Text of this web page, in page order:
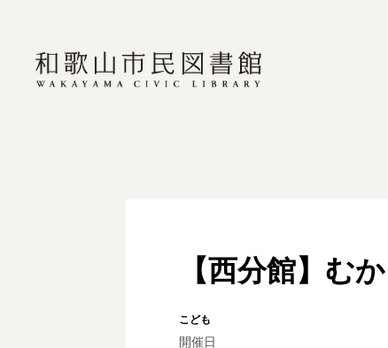
【西分館】む
こども
開催日